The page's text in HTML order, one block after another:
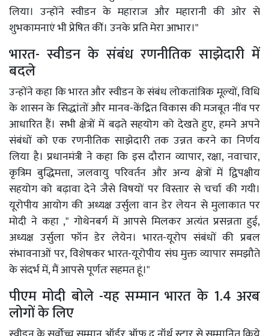
लिया। उन्होंने स्वीडन के महाराज और महारानी की ओर से
शुभकामनाएं भी प्रेषित कीं। उनके प्रति मेरा आभार।"
भारत- स्वीडन के संबंध रणनीतिक साझेदारी में
बदले
उन्होंने कहा कि भारत और स्वीडन के संबंध लोकतांत्रिक मूल्यों, विधि
के शासन के सिद्धांतों और मानव-केंद्रित विकास की मजबूत नींव पर
आधारित हैं। सभी क्षेत्रों में बढ़ते सहयोग को देखते हुए, हमने अपने
संबंधों को एक रणनीतिक साझेदारी तक उन्नत करने का निर्णय
लिया है। प्रधानमंत्री ने कहा कि इस दौरान व्यापार, रक्षा, नवाचार,
कृत्रिम बुद्धिमत्ता, जलवायु परिवर्तन और अन्य क्षेत्रों में द्विपक्षीय
सहयोग को बढ़ावा देने जैसे विषयों पर विस्तार से चर्चा की गयी।
यूरोपीय आयोग की अध्यक्ष उर्सुला वान डेर लेयन से मुलाकात पर
मोदी ने कहा ," गोथेनबर्ग में आपसे मिलकर अत्यंत प्रसन्नता हुई,
अध्यक्ष उर्सुला फॉन डेर लेयेन। भारत-यूरोप संबंधों की प्रबल
संभावनाओं पर, विशेषकर भारत-यूरोपीय संघ मुक्त व्यापार समझौते
के संदर्भ में, मैं आपसे पूर्णतः सहमत हूं।"
पीएम मोदी बोले -यह सम्मान भारत के 1.4 अरब
लोगों के लिए